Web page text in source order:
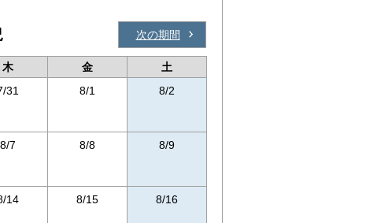
次の期間
木 金
土
31 8/1 8/2
8/7 8/8 8/9
14 8/15 8/16